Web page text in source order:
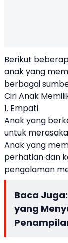
Berikut
anak yang
berbagai
Ciri Anak
1. Empati
Anak yang
untuk
Anak yang
perhatian dan
pengalaman
Baca Juga:
yang